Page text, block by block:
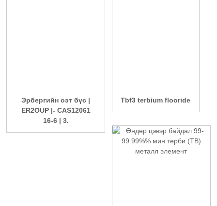
Эрбергийн оэт бүс |
ER2OUP |- CAS12061
16-6 | 3.
Tbf3 terbium flooride